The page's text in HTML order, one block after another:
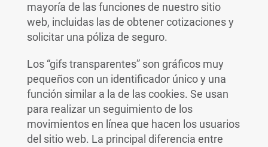
mayoría de las funciones de nuestro sitio
web, incluidas las de obtener cotizaciones y
solicitar una póliza de seguro.
Los “gifs transparentes” son gráficos muy
pequeños con un identificador único y una
función similar a la de las cookies. Se usan
para realizar un seguimiento de los
movimientos en línea que hacen los usuarios
del sitio web. La principal diferencia entre